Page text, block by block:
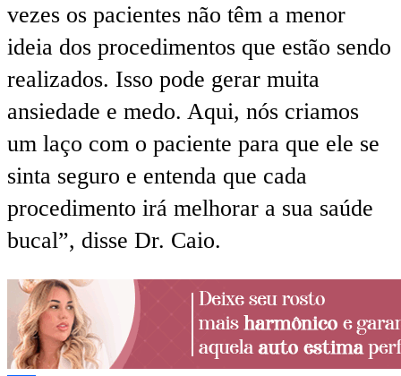
vezes os pacientes não têm a menor
ideia dos procedimentos que estão sendo
realizados. Isso pode gerar muita
ansiedade e medo. Aqui, nós criamos
um laço com o paciente para que ele se
sinta seguro e entenda que cada
procedimento irá melhorar a sua saúde
bucal”, disse Dr. Caio.